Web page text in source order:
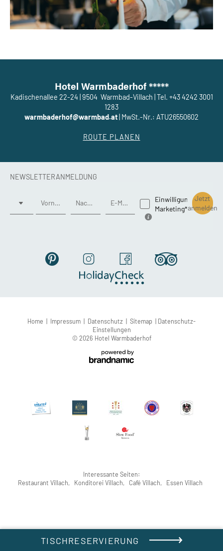
Hotel Warmbaderhof *****
Kadischenallee 22-24 9504 Warmbad-Villach Tel. +43 4242 3001
1283
warmbaderhof@warmbad.at MwSt.-Nr.: ATU26550602
ROUTE PLANEN
NEWSLETTERANMELDUNG
Vorname Nachname* E-Mail*
Einwilligung
Marketing*
Jetzt
anmelden
Home | Impressum | Datenschutz | Sitemap | Datenschutz-
Einstellungen
© 2026 Hotel Warmbaderhof
Interessante Seiten:
Restaurant Villach, Konditorei Villach, Café Villach, Essen Villach
TISCHRESERVIERUNG